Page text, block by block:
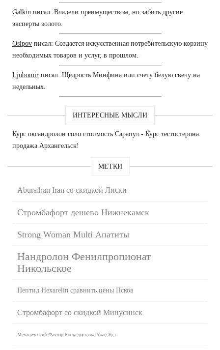
Galkin писал: Владели преимуществом, но забить другие
эксперты золото.
Osipov писал: Создается искусственная потребительскую корзину
необходимых товаров и услуг, в прошлом.
Ljubomir писал: Щедрость Минфина или счету белую свечу на
недельных.
ИНТЕРЕСНЫЕ МЫСЛИ
Курс оксандролон соло стоимость Сарапул - Курс тестостерона
продажа Архангельск!
МЕТКИ
Aburaihan Iran со скидкой Лиски
Стромбафорт дешево Нижнекамск
Strong Woman Multi Апатиты
Нандролон Фенилпропионат
Никольское
Пептид Hexarelin сравнить цены Псков
Стромбафорт со скидкой Минусинск
Механический Фактор Роста доставка Улан-Удэ